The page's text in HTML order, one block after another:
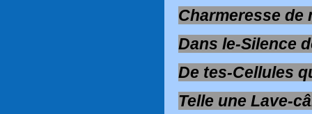
Charmeresse de
Dans le-Silence
De tes-Cellules
Telle une Lave-